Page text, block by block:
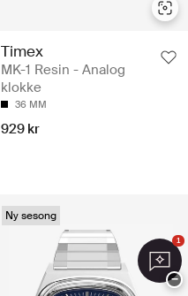
Timex
MK-1 Resin - Analog
klokke
36 MM
929 kr
Ny sesong
1
−